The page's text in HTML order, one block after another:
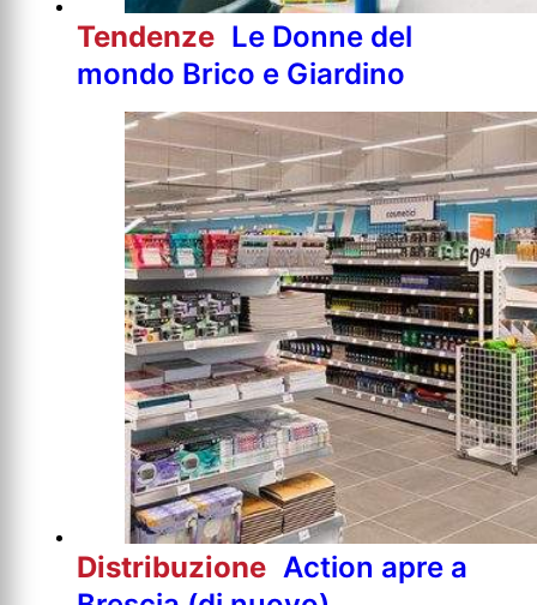
Tendenze Le Donne del
mondo Brico e Giardino
Distribuzione Action apre a